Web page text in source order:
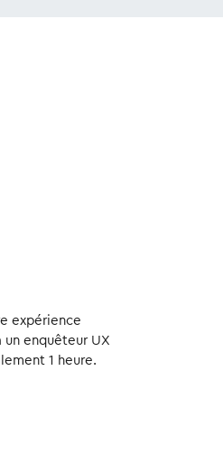
expérience
enquêteur UX
1 heure.